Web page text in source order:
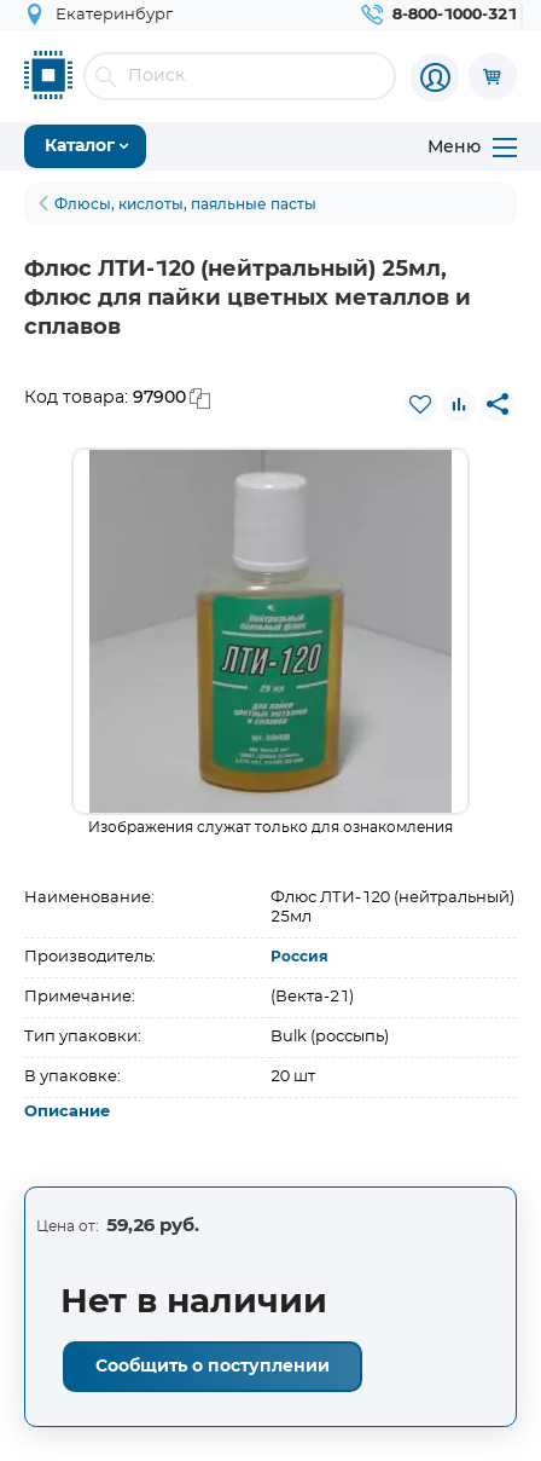
Екатеринбург 8-800-1000-321
Каталог Меню
Флюсы, кислоты, паяльные пасты
Флюс ЛТИ-120 (нейтральный) 25мл,
Флюс для пайки цветных металлов и
сплавов
Код товара: 97900
Изображения служат только для ознакомления
Наименование:
Флюс ЛТИ-120 (нейтральный)
25мл
Производитель: Россия
Примечание: (Векта-21)
Тип упаковки: Bulk (россыпь)
В упаковке: 20 шт
Описание
Цена от: 59,26 руб.
Нет в наличии
Сообщить о поступлении